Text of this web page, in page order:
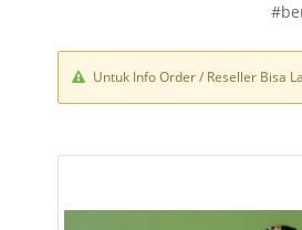
Untuk Info Order / Reseller Bisa